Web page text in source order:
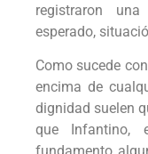
registraron
esperado,
Como sucede
encima de
dignidad suelen
que